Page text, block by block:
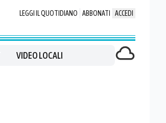
LEGGI IL QUOTIDIANO ABBONATI ACCEDI
VIDEO LOCALI